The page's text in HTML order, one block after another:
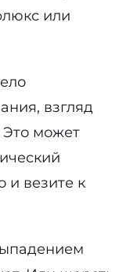
или
взгляд
Это может
и везите к